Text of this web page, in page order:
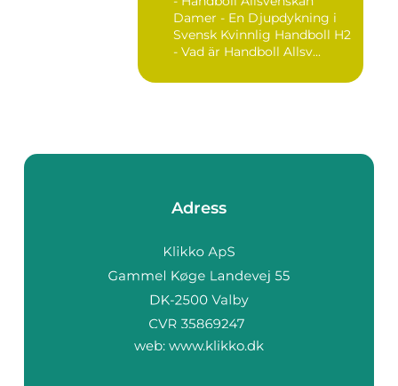
Damer - En Djupdykning i
Svensk Kvinnlig Handboll H2
- Vad är Handboll Allsv...
Adress
web: www.klikko.dk